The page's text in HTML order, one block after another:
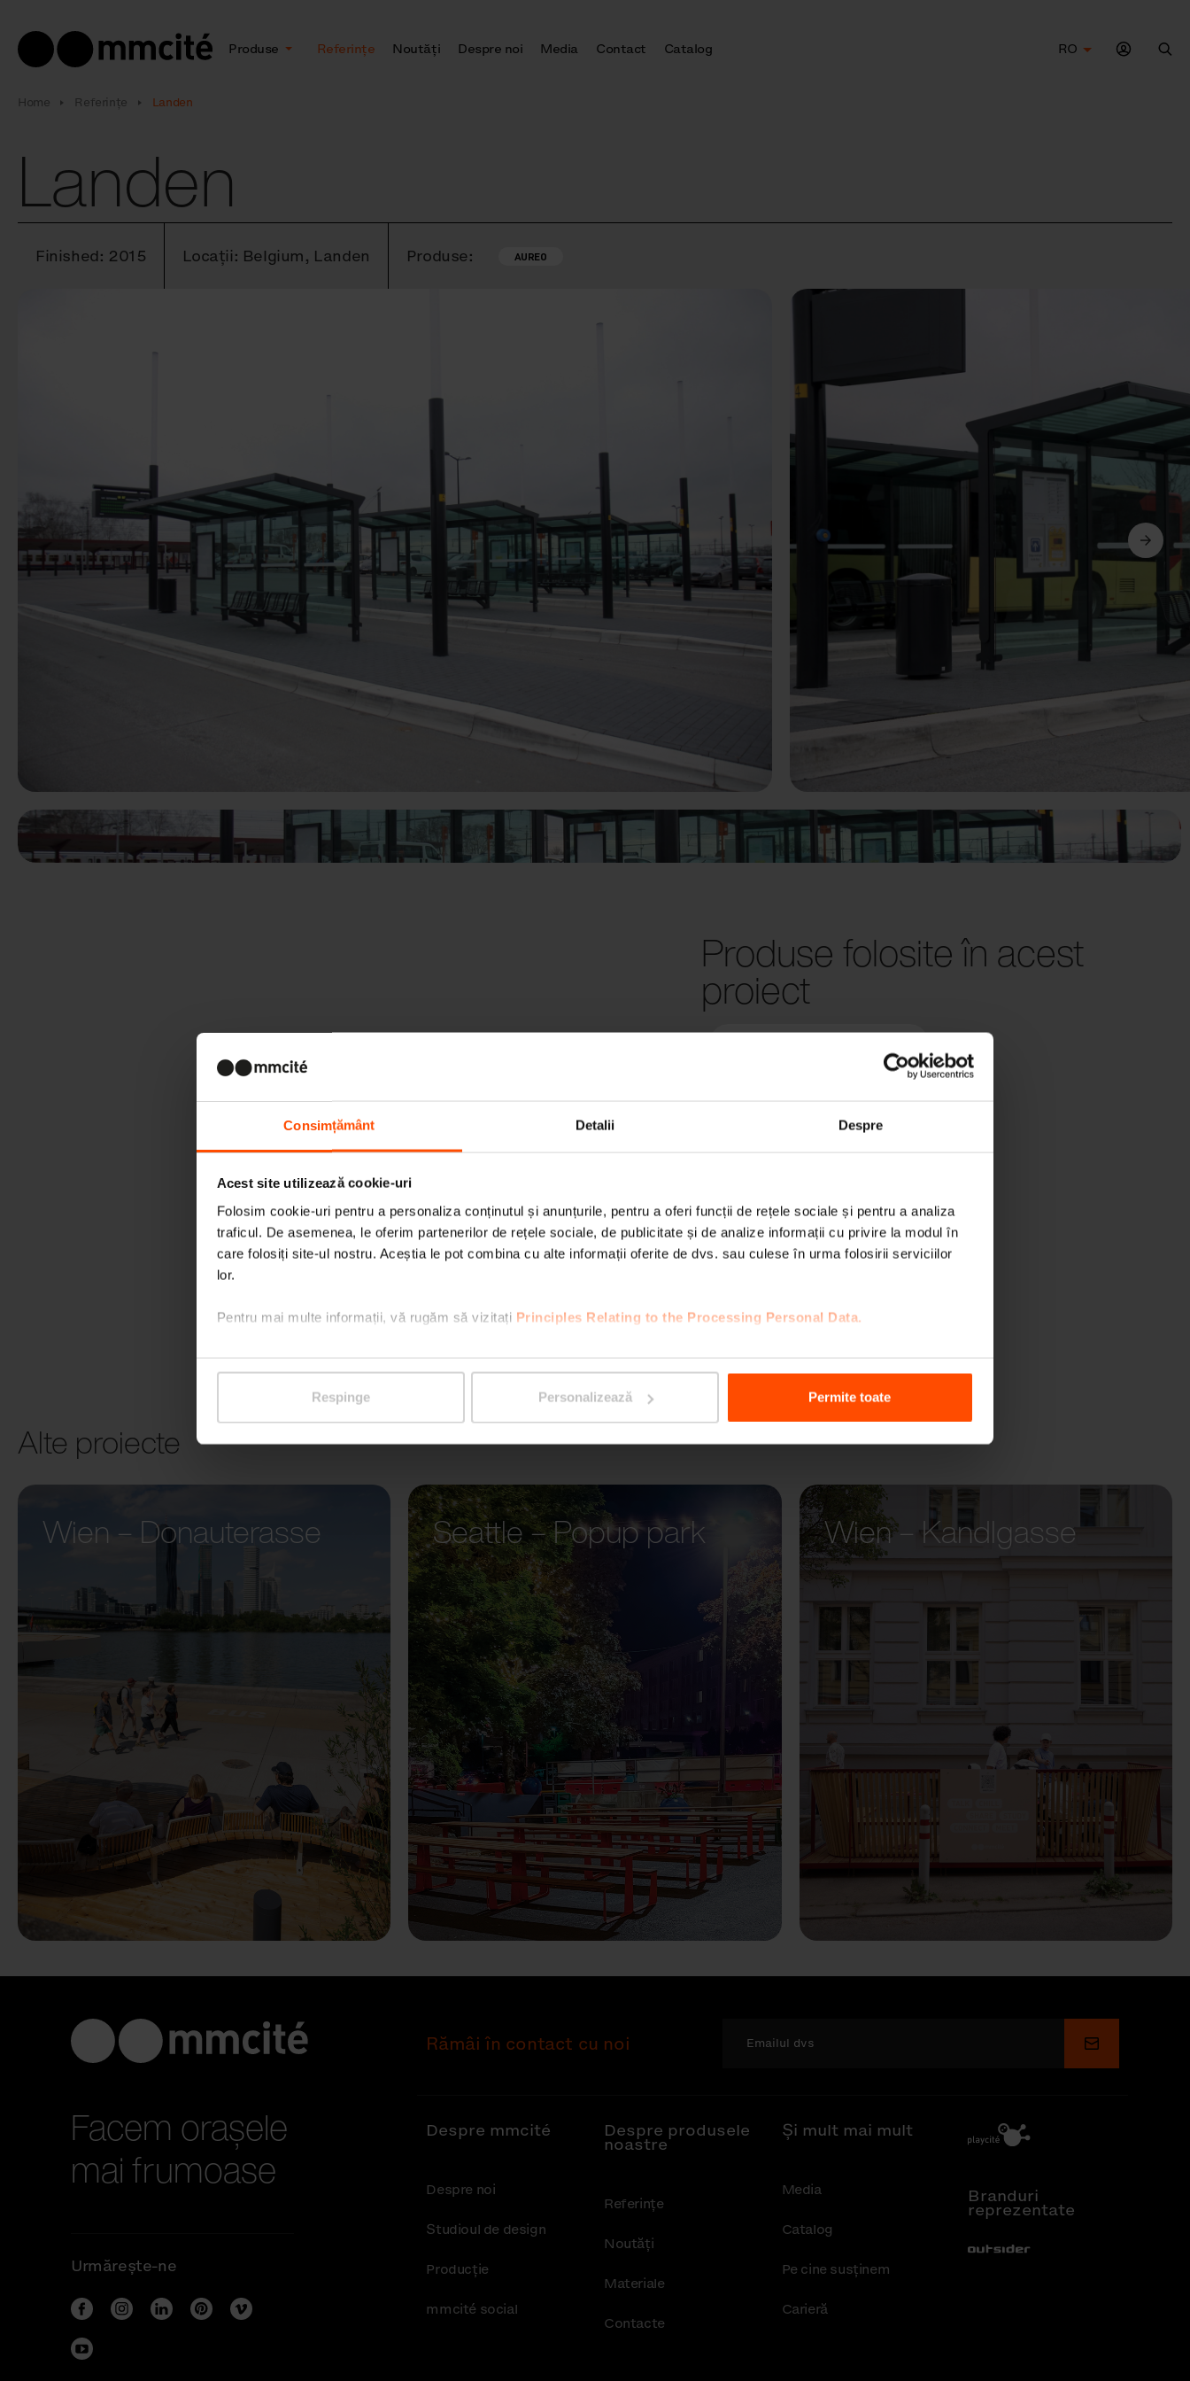
Consimțământ Detalii Despre
Acest site utilizează cookie-uri
Folosim cookie-uri pentru a personaliza conținutul și anunțurile, pentru a oferi funcții de rețele sociale și pentru a analiza
traficul. De asemenea, le oferim partenerilor de rețele sociale, de publicitate și de analize informații cu privire la modul în
care folosiți site-ul nostru. Aceștia le pot combina cu alte informații oferite de dvs. sau culese în urma folosirii serviciilor
lor.
Pentru mai multe informații, vă rugăm să vizitați Principles Relating to the Processing Personal Data.
Respinge Personalizează Permite toate
Produse Referințe Noutăţi Despre noi Media Contact Catalog
RO
Home Referințe Landen
Landen
Finished: 2015 Locații: Belgium, Landen Produse: AUREO
Anterior
Produse folosite în acest
proiect
AUREO
Alte proiecte
Wien – Donauterasse
Seattle – Popup park Wien – Kandlgasse
Facem orașele
mai frumoase
Urmărește-ne
Rămâi în contact cu noi Depune
Despre mmcité
Despre noi
Studioul de design
Producție
mmcité social
Despre produsele
noastre
Referințe
Noutăţi
Materiale
Contacte
Și mult mai mult
Media
Catalog
Pe cine susținem
Carieră
Branduri
reprezentate
Out-Sider